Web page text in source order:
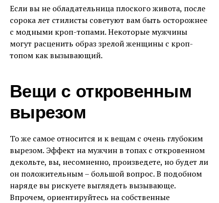
Если вы не обладательница плоского живота, после
сорока лет стилисты советуют вам быть осторожнее
с модными кроп-топами. Некоторые мужчины
могут расценить образ зрелой женщины с кроп-
топом как вызывающий.
Вещи с откровенным
вырезом
То же самое относится и к вещам с очень глубоким
вырезом. Эффект на мужчин в топах с откровенном
декольте, вы, несомненно, произведете, но будет ли
он положительным – большой вопрос. В подобном
наряде вы рискуете выглядеть вызывающе.
Впрочем, ориентируйтесь на собственные